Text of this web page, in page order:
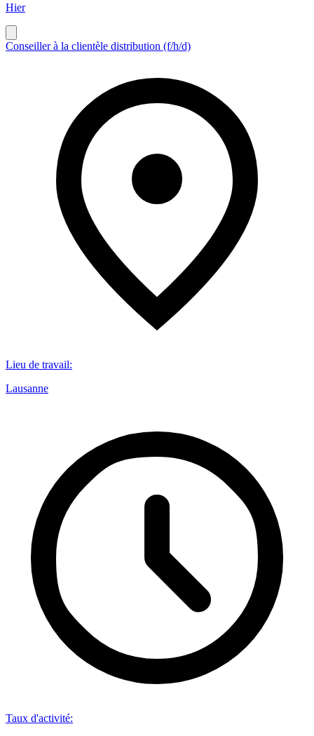
Hier
Conseiller à la clientèle distribution (f/h/d)
Lieu de travail:
Lausanne
Taux d'activité: